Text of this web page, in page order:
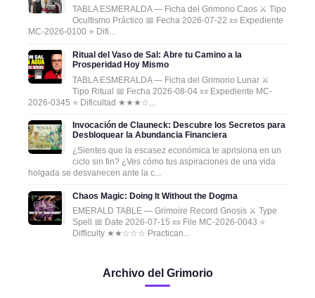
TABLA ESMERALDA — Ficha del Grimorio Caos ⚔️ Tipo
Ocultismo Práctico 📅 Fecha 2026-07-22 📜 Expediente
MC-2026-0100 ⭐ Difi...
Ritual del Vaso de Sal: Abre tu Camino a la
Prosperidad Hoy Mismo
TABLA ESMERALDA — Ficha del Grimorio Lunar ⚔️
Tipo Ritual 📅 Fecha 2026-08-04 📜 Expediente MC-
2026-0345 ⭐ Dificultad ★★★☆...
Invocación de Clauneck: Descubre los Secretos para
Desbloquear la Abundancia Financiera
¿Sientes que la escasez económica te aprisiona en un
ciclo sin fin? ¿Ves cómo tus aspiraciones de una vida
holgada se desvanecen ante la c...
Chaos Magic: Doing It Without the Dogma
EMERALD TABLE — Grimoire Record Gnosis ⚔️ Type
Spell 📅 Date 2026-07-15 📜 File MC-2026-0043 ⭐
Difficulty ★★☆☆☆ Practican...
Archivo del Grimorio